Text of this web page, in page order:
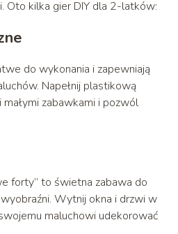
Oto kilka gier DIY dla 2-latków:
do wykonania i zapewniają
Napełnij plastikową
zabawkami i pozwól
forty” to świetna zabawa do
Wytnij okna i drzwi w
maluchowi udekorować